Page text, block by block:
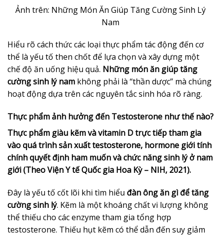
Ảnh trên: Những Món Ăn Giúp Tăng Cường Sinh Lý
Nam
Hiểu rõ cách thức các loại thực phẩm tác động đến cơ
thể là yếu tố then chốt để lựa chọn và xây dựng một
chế độ ăn uống hiệu quả. Những món ăn giúp tăng
cường sinh lý nam không phải là “thần dược” mà chúng
hoạt động dựa trên các nguyên tắc sinh hóa rõ ràng.
Thực phẩm ảnh hưởng đến Testosterone như thế nào?
Thực phẩm giàu kẽm và vitamin D trực tiếp tham gia
vào quá trình sản xuất testosterone, hormone giới tính
chính quyết định ham muốn và chức năng sinh lý ở nam
giới (Theo Viện Y tế Quốc gia Hoa Kỳ – NIH, 2021).
Đây là yếu tố cốt lõi khi tìm hiểu đàn ông ăn gì để tăng
cường sinh lý. Kẽm là một khoáng chất vi lượng không
thể thiếu cho các enzyme tham gia tổng hợp
testosterone. Thiếu hụt kẽm có thể dẫn đến suy giảm